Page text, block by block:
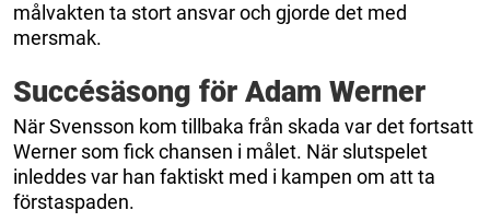
målvakten ta stort ansvar och gjorde det med
mersmak.
Succésäsong för Adam Werner
När Svensson kom tillbaka från skada var det fortsatt
Werner som fick chansen i målet. När slutspelet
inleddes var han faktiskt med i kampen om att ta
förstaspaden.